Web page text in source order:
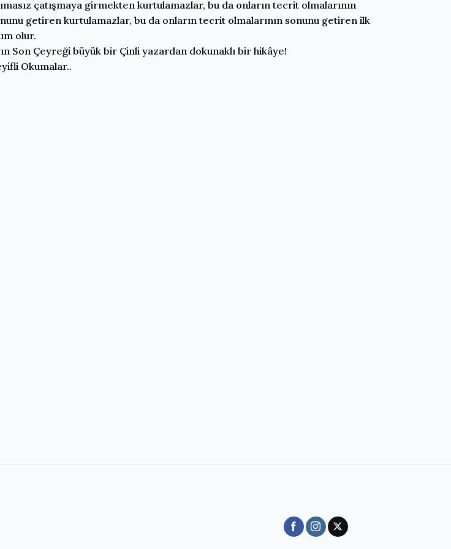
çatışmaya girmekten kurtulamazlar, bu da onların tecrit olmalarının
getiren kurtulamazlar, bu da onların tecrit olmalarının sonunu getiren ilk
olur.
Son Çeyreği büyük bir Çinli yazardan dokunaklı bir hikâye!
Okumalar..